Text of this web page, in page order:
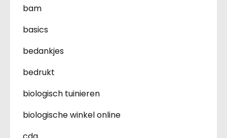
bam
basics
bedankjes
bedrukt
biologisch tuinieren
biologische winkel online